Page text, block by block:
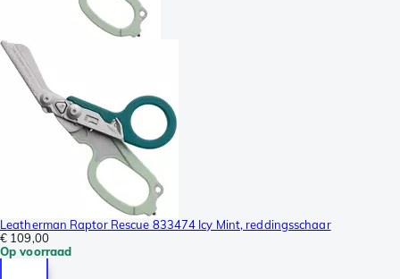
Leatherman Raptor Rescue 833474 Icy Mint, reddingsschaar
€ 109,00
Op voorraad